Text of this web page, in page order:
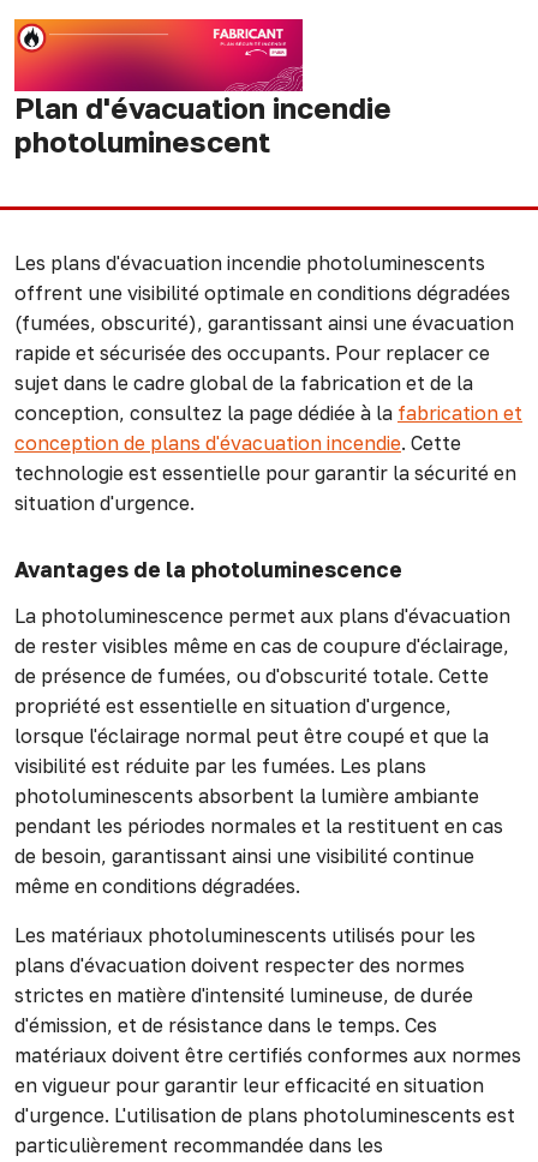
Plan d'évacuation incendie
photoluminescent
Les plans d'évacuation incendie photoluminescents
offrent une visibilité optimale en conditions dégradées
(fumées, obscurité), garantissant ainsi une évacuation
rapide et sécurisée des occupants. Pour replacer ce
sujet dans le cadre global de la fabrication et de la
conception, consultez la page dédiée à la fabrication et
conception de plans d'évacuation incendie. Cette
technologie est essentielle pour garantir la sécurité en
situation d'urgence.
Avantages de la photoluminescence
La photoluminescence permet aux plans d'évacuation
de rester visibles même en cas de coupure d'éclairage,
de présence de fumées, ou d'obscurité totale. Cette
propriété est essentielle en situation d'urgence,
lorsque l'éclairage normal peut être coupé et que la
visibilité est réduite par les fumées. Les plans
photoluminescents absorbent la lumière ambiante
pendant les périodes normales et la restituent en cas
de besoin, garantissant ainsi une visibilité continue
même en conditions dégradées.
Les matériaux photoluminescents utilisés pour les
plans d'évacuation doivent respecter des normes
strictes en matière d'intensité lumineuse, de durée
d'émission, et de résistance dans le temps. Ces
matériaux doivent être certifiés conformes aux normes
en vigueur pour garantir leur efficacité en situation
d'urgence. L'utilisation de plans photoluminescents est
particulièrement recommandée dans les